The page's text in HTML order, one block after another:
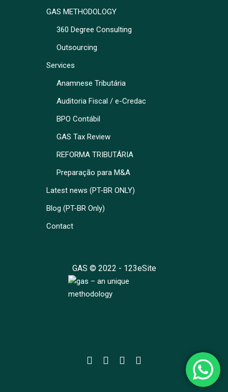
GAS METHODOLOGY
360 Degree Consulting
Outsourcing
Services
Anamnese Tributária
Auditoria Fiscal / e-Credac
BPO Contábil
GAS Tax Review
REFORMA TRIBUTÁRIA
Preparação para M&A
Latest news (PT-BR ONLY)
Blog (PT-BR Only)
Contact
GAS © 2022 - 123eSite